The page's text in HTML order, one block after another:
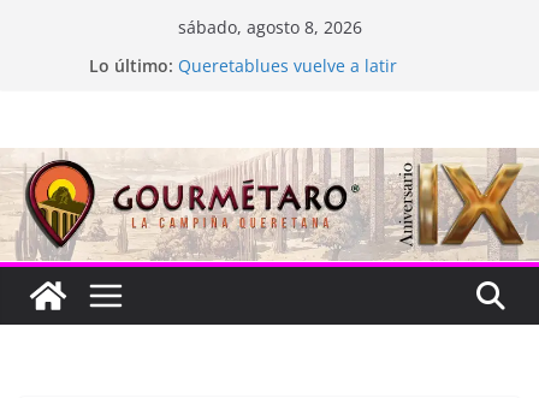
sábado, agosto 8, 2026
Lo último: Queretablues vuelve a latir
Cascada Cueva Longa